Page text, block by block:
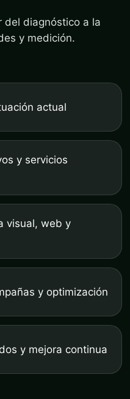
del diagnóstico a la
y medición.
actual
y servicios
visual, web y
y optimización
y mejora continua